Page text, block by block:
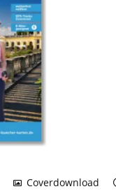
Coverdownload